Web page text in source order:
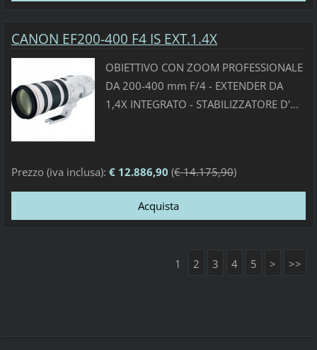
CANON EF200-400 F4 IS EXT.1.4X
OBIETTIVO CON ZOOM PROFESSIONALE
DA 200-400 mm F/4 - EXTENDER DA
1,4X INTEGRATO - STABILIZZATORE D'...
Prezzo (iva inclusa): € 12.886,90 (€ 14.175,90)
1 2 3 4 5 > >>